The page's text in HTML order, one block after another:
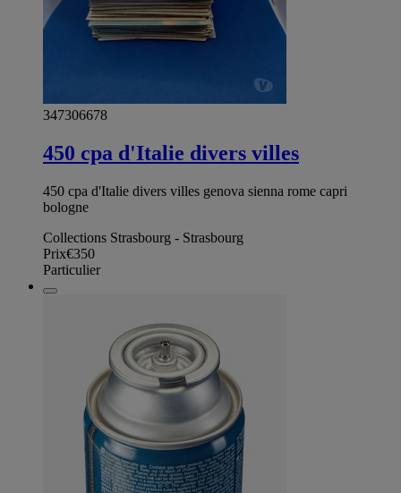
347306678
450 cpa d'Italie divers villes
450 cpa d'Italie divers villes genova sienna rome capri
bologne
Collections Strasbourg - Strasbourg
Prix€350
Particulier